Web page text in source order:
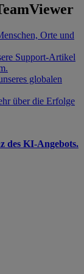
Orte und
Support-Artikel
globalen
über die Erfolge
des KI-Angebots.